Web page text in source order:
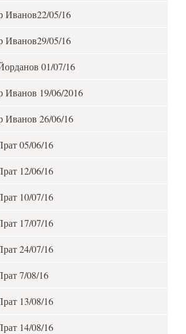
05/16
05/16
01/07/16
19/06/2016
26/06/16
05/06/16
12/06/16
10/07/16
17/07/16
24/07/16
7/08/16
13/08/16
14/08/16